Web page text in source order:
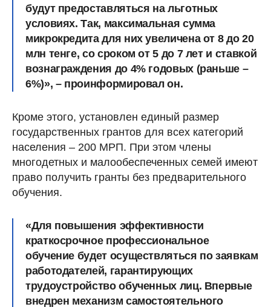
будут предоставляться на льготных
условиях. Так, максимальная сумма
микрокредита для них увеличена от 8 до 20
млн тенге, со сроком от 5 до 7 лет и ставкой
вознаграждения до 4% годовых (раньше –
6%)», – проинформировал он.
Кроме этого, установлен единый размер
государственных грантов для всех категорий
населения – 200 МРП. При этом члены
многодетных и малообеспеченных семей имеют
право получить гранты без предварительного
обучения.
«Для повышения эффективности
краткосрочное профессиональное
обучение будет осуществляться по заявкам
работодателей, гарантирующих
трудоустройство обученных лиц. Впервые
внедрен механизм самостоятельного